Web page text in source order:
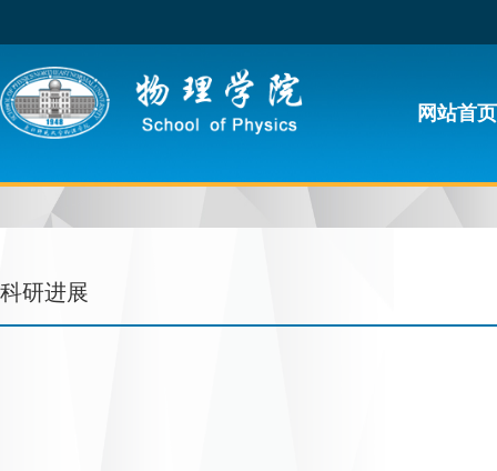
网站首页
科研进展